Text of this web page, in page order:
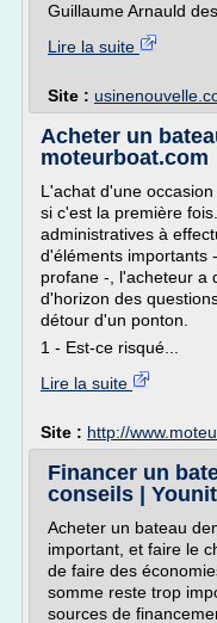
Guillaume Arnauld
Lire la suite
Site :
Acheter un
moteurboat.com
L'achat d'une
si c'est la première
administratives à
d'éléments importants
profane -, l'acheteur a
d'horizon des
détour d'un ponton.
1 - Est-ce risqué...
Lire la suite
Site : http://
Financer un
conseils |
Acheter un bateau
important, et faire le
de faire des
somme reste trop
sources de